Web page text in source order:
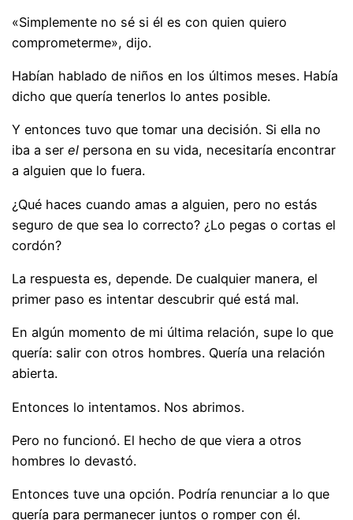
«Simplemente no sé si él es con quien quiero
comprometerme», dijo.
Habían hablado de niños en los últimos meses. Había
dicho que quería tenerlos lo antes posible.
Y entonces tuvo que tomar una decisión. Si ella no
iba a serel persona en su vida, necesitaría encontrar
a alguien que lo fuera.
¿Qué haces cuando amas a alguien, pero no estás
seguro de que sea lo correcto? ¿Lo pegas o cortas el
cordón?
La respuesta es, depende. De cualquier manera, el
primer paso es intentar descubrir qué está mal.
En algún momento de mi última relación, supe lo que
quería: salir con otros hombres. Quería una relación
abierta.
Entonces lo intentamos. Nos abrimos.
Pero no funcionó. El hecho de que viera a otros
hombres lo devastó.
Entonces tuve una opción. Podría renunciar a lo que
quería para permanecer juntos o romper con él.